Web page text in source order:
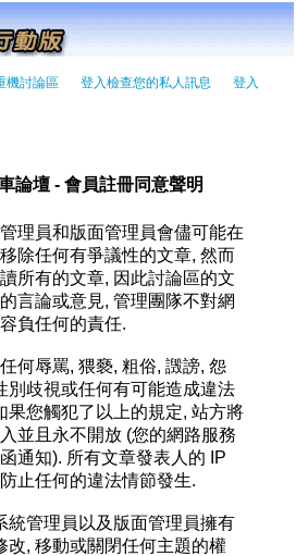
機討論區 登入檢查您的私人訊息 登入
論壇 - 會員註冊同意聲明
理員和版面管理員會儘可能在
除任何有爭議性的文章, 然而
所有的文章, 因此討論區的文
言論或意見, 管理團隊不對網
負任何的責任.
何辱罵, 猥褻, 粗俗, 譭謗, 怨
別歧視或任何有可能造成違法
果您觸犯了以上的規定, 站方將
並且永不開放 (您的網路服務
通知). 所有文章發表人的 IP
止任何的違法情節發生.
統管理員以及版面管理員擁有
改, 移動或關閉任何主題的權